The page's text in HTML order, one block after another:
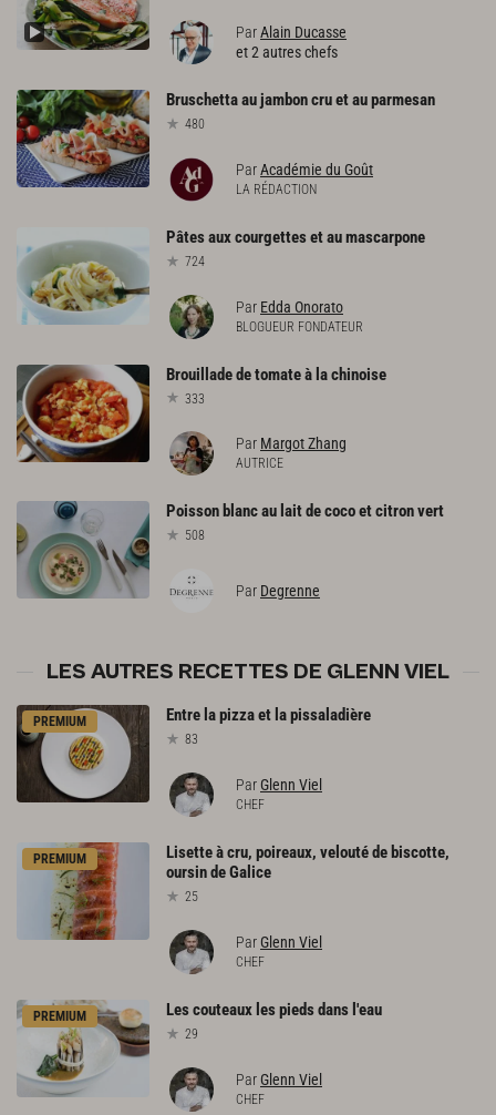
ParAlain Ducasse
et 2 autres chefs
Bruschettaaujamboncruetauparmesan
480
ParAcadémie du Goût
LA RÉDACTION
Pâtesauxcourgettesetaumascarpone
724
Par Edda Onorato
BLOGUEUR FONDATEUR
Brouilladedetomateà lachinoise
333
Par Margot Zhang
AUTRICE
Poisson blancau laitdecocoetcitronvert
508
Par Degrenne
LES AUTRES RECETTES DE GLENN VIEL
PREMIUM Entre lapizzaet lapissaladière
83
ParGlenn Viel
CHEF
PREMIUM Lisetteàcru, poireaux, veloutéde biscotte,
oursindeGalice
25
ParGlenn Viel
CHEF
PREMIUM Lescouteaux lespiedsdans l'eau
29
ParGlenn Viel
CHEF